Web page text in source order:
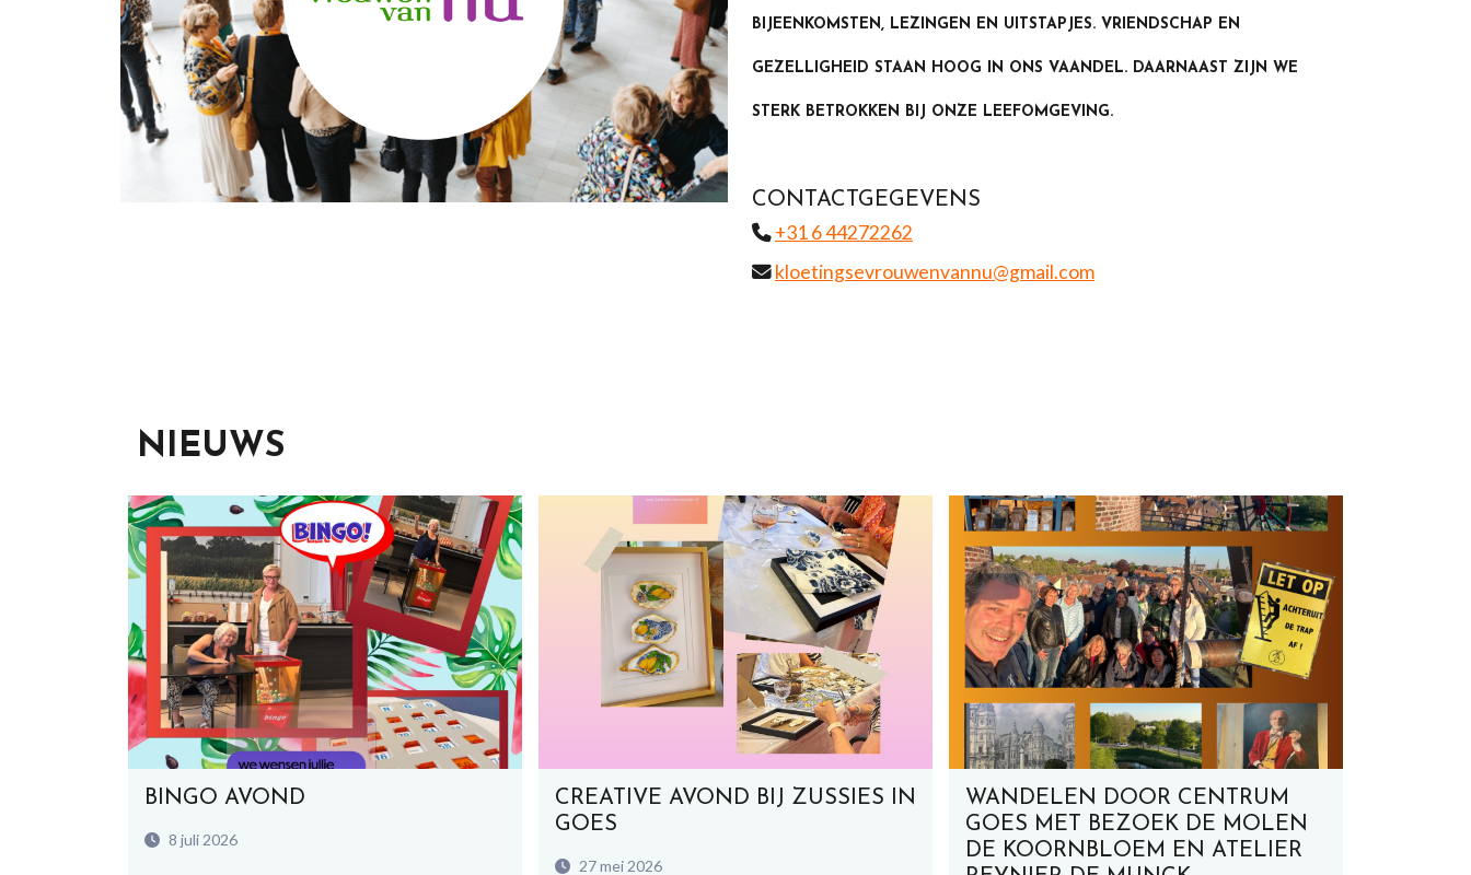
BIJEENKOMSTEN, LEZINGEN EN UITSTAPJES. VRIENDSCHAP EN
GEZELLIGHEID STAAN HOOG IN ONS VAANDEL. DAARNAAST ZIJN WE
STERK BETROKKEN BIJ ONZE LEEFOMGEVING.
CONTACTGEGEVENS
‪+31 6 44272262‬
kloetingsevrouwenvannu@gmail.com
NIEUWS
BINGO AVOND
8 juli 2026
CREATIVE AVOND BIJ ZUSSIES IN
GOES
27 mei 2026
WANDELEN DOOR CENTRUM
GOES MET BEZOEK DE MOLEN
DE KOORNBLOEM EN ATELIER